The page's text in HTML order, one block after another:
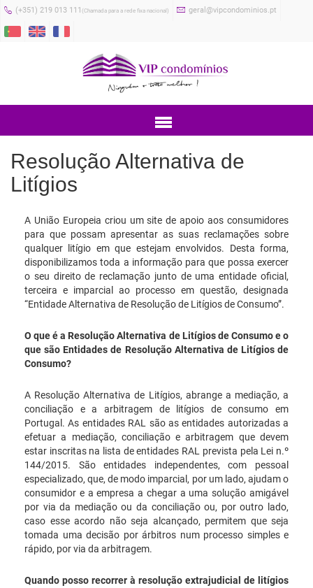
(+351) 219 013 111 (Chamada para a rede fixa nacional) geral@vipcondominios.pt
Menu
Resolução Alternativa de
Litígios
A União Europeia criou um site de apoio aos consumidores
para que possam apresentar as suas reclamações sobre
qualquer litígio em que estejam envolvidos. Desta forma,
disponibilizamos toda a informação para que possa exercer
o seu direito de reclamação junto de uma entidade oficial,
terceira e imparcial ao processo em questão, designada
“Entidade Alternativa de Resolução de Litígios de Consumo”.
O que é a Resolução Alternativa de Litígios de Consumo e o
que são Entidades de Resolução Alternativa de Litígios de
Consumo?
A Resolução Alternativa de Litígios, abrange a mediação, a
conciliação e a arbitragem de litígios de consumo em
Portugal. As entidades RAL são as entidades autorizadas a
efetuar a mediação, conciliação e arbitragem que devem
estar inscritas na lista de entidades RAL prevista pela Lei n.º
144/2015. São entidades independentes, com pessoal
especializado, que, de modo imparcial, por um lado, ajudam o
consumidor e a empresa a chegar a uma solução amigável
por via da mediação ou da conciliação ou, por outro lado,
caso esse acordo não seja alcançado, permitem que seja
tomada uma decisão por árbitros num processo simples e
rápido, por via da arbitragem.
Quando posso recorrer à resolução extrajudicial de litígios